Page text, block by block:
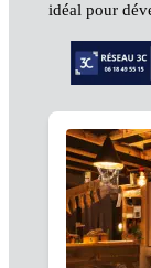
idéal pour